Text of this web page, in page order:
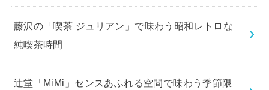
藤沢の「喫茶 ジュリアン」で味わう昭和レトロな
純喫茶時間
辻堂「MiMi」センスあふれる空間で味わう季節限